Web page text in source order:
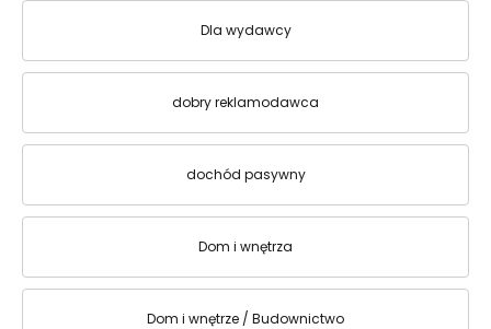
Dla wydawcy
dobry reklamodawca
dochód pasywny
Dom i wnętrza
Dom i wnętrze / Budownictwo